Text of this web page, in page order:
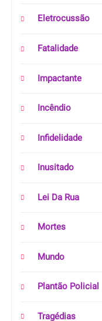
Eletrocussão
Fatalidade
Impactante
Incêndio
Infidelidade
Inusitado
Lei Da Rua
Mortes
Mundo
Plantão Policial
Tragédias